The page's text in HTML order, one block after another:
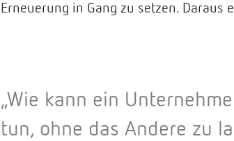
Erneuerung in Gang zu setzen. Daraus
„Wie kann ein
tun, ohne das Andere zu